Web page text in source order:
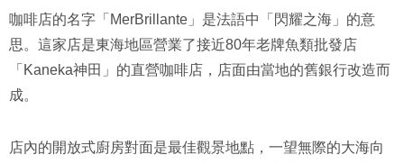
咖啡店的名字「MerBrillante」是法語中「閃耀之海」的意
思。這家店是東海地區營業了接近80年老牌魚類批發店
「Kaneka神田」的直營咖啡店，店面由當地的舊銀行改造而
成。
店內的開放式廚房對面是最佳觀景地點，一望無際的大海向